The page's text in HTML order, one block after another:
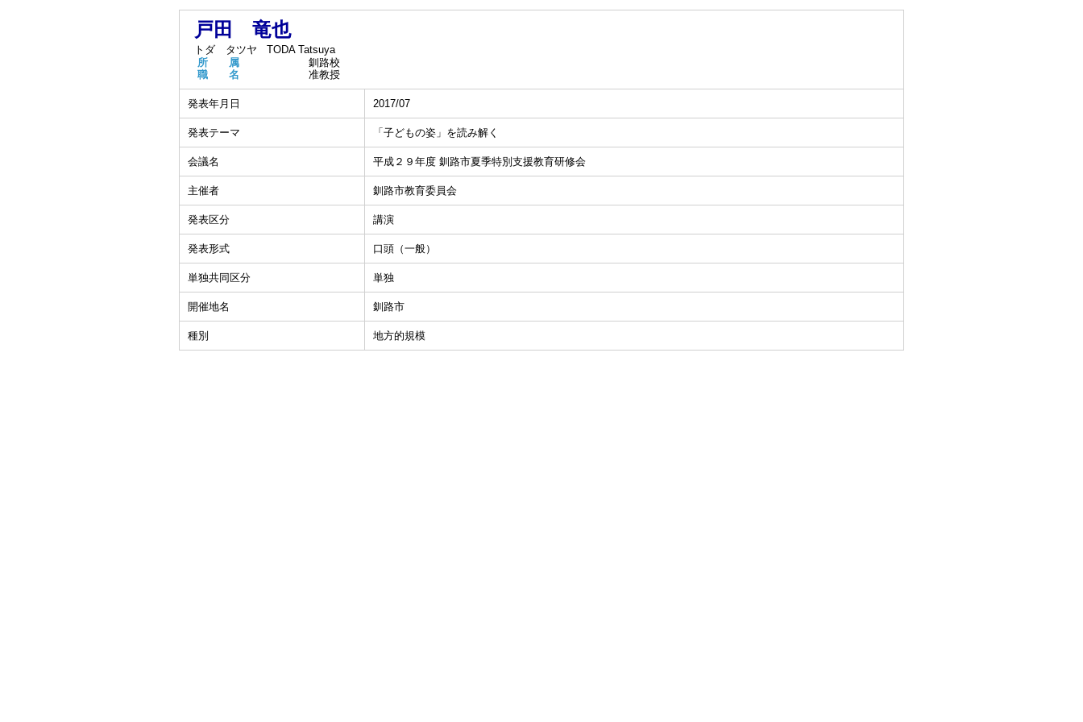
戸田 竜也
トダ タツヤ
TODA Tatsuya
所 属
釧路校
職 名
准教授
発表年月日 2017/07
発表テーマ 「子どもの姿」を読み解く
会議名 平成２９年度 釧路市夏季特別支援教育研修会
主催者 釧路市教育委員会
発表区分 講演
発表形式 口頭（一般）
単独共同区分 単独
開催地名 釧路市
種別 地方的規模